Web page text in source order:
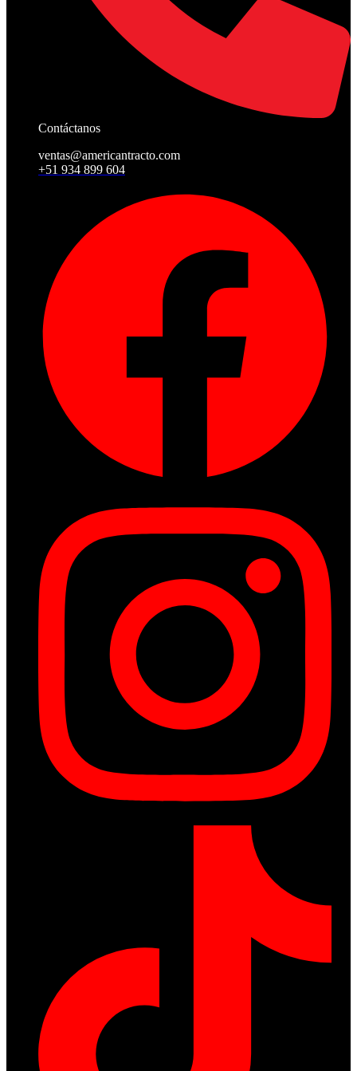
Contáctanos
ventas@americantracto.com
+51 934 899 604